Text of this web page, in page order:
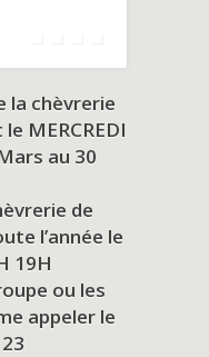
la chèvrerie
MERCREDI
au 30
de
l’année le
19H
ou les
appeler le